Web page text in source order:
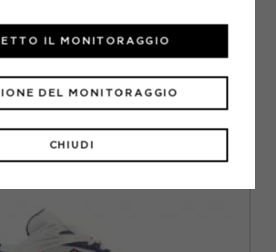
DA NOI
CHIUDI
DEL MONITORAGGIO
IL MONITORAGGIO